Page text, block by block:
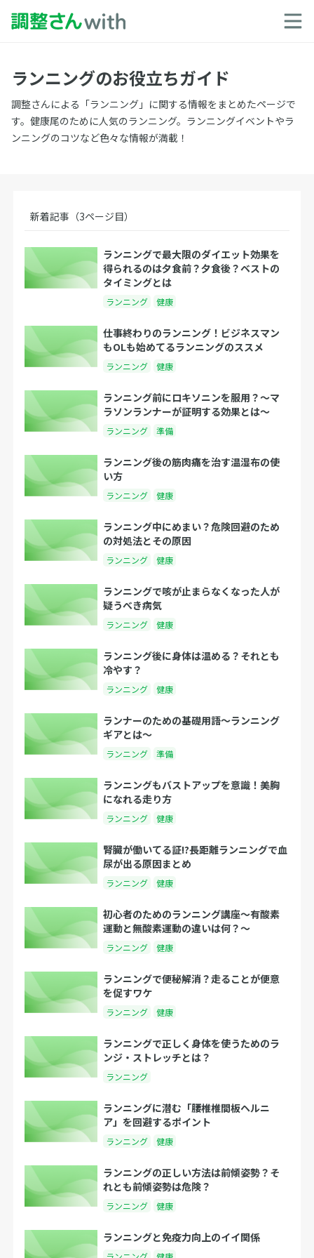
ランニングのお役立ちガイド
調整さんによる「ランニング」に関する情報をまとめたページで
す。健康尾のために人気のランニング。ランニングイベントやラ
ンニングのコツなど色々な情報が満載！
新着記事（3ページ目）
ランニングで最大限のダイエット効果を
得られるのは夕食前？夕食後？ベストの
タイミングとは
ランニング 健康
仕事終わりのランニング！ビジネスマン
もOLも始めてるランニングのススメ
ランニング 健康
ランニング前にロキソニンを服用？〜マ
ラソンランナーが証明する効果とは〜
ランニング 準備
ランニング後の筋肉痛を治す温湿布の使
い方
ランニング 健康
ランニング中にめまい？危険回避のため
の対処法とその原因
ランニング 健康
ランニングで咳が止まらなくなった人が
疑うべき病気
ランニング 健康
ランニング後に身体は温める？それとも
冷やす？
ランニング 健康
ランナーのための基礎用語〜ランニング
ギアとは〜
ランニング 準備
ランニングもバストアップを意識！美胸
になれる走り方
ランニング 健康
腎臓が働いてる証!?長距離ランニングで血
尿が出る原因まとめ
ランニング 健康
初心者のためのランニング講座〜有酸素
運動と無酸素運動の違いは何？〜
ランニング 健康
ランニングで便秘解消？走ることが便意
を促すワケ
ランニング 健康
ランニングで正しく身体を使うためのラ
ンジ・ストレッチとは？
ランニング
ランニングに潜む「腰椎椎間板ヘルニ
ア」を回避するポイント
ランニング 健康
ランニングの正しい方法は前傾姿勢？そ
れとも前傾姿勢は危険？
ランニング 健康
ランニングと免疫力向上のイイ関係